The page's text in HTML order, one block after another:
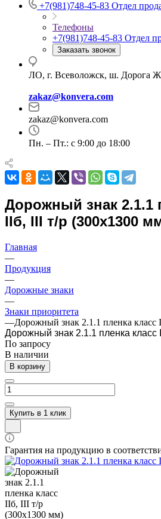
+7(981)748-45-83 Отдел
Телефоны
+7(981)748-45-83 Отдел
Заказать звонок
ЛО, г. Всеволожск, ш. Дорога
zakaz@konvera.com
zakaz@konvera.com
Пн. – Пт.: с 9:00 до 18:00
Дорожный знак 2.1.1
IIб, III т/р (300х1300
Главная
—
Продукция
—
Дорожные знаки
—
Знаки приоритета
—Дорожный знак 2.1.1 пленка
Дорожный знак 2.1.1 пленка класс
По запросу
В наличии
В корзину
Купить в 1 клик
Гарантия на продукцию в